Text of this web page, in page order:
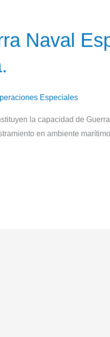
Naval
Especiales
la capacidad de
en ambiente